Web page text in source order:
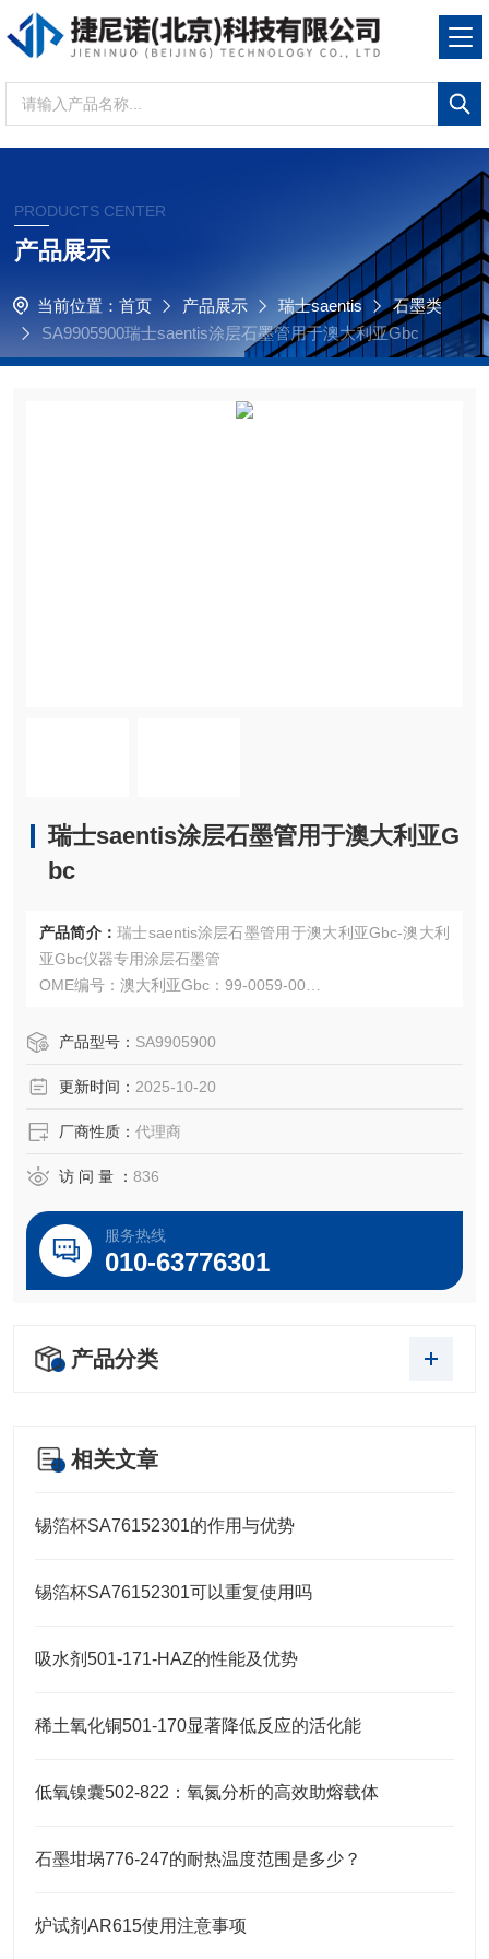
PRODUCTS CENTER
产品展示
当前位置： 首页 产品展示 瑞士saentis
石墨类
SA9905900瑞士saentis涂层石墨管用于澳大利亚Gbc
瑞士saentis涂层石墨管用于澳大利亚G
bc
产品简介： 瑞士saentis涂层石墨管用于澳大利亚Gbc-澳大利
亚Gbc仪器专用涂层石墨管
OME编号：澳大利亚Gbc：99-0059-00
OEM厂商；我们提供的所有产品都是高质量高性价的，适用
产品型号： SA9905900
更新时间： 2025-10-20
厂商性质： 代理商
访 问 量 ： 836
服务热线
010-63776301
产品分类
相关文章
锡箔杯SA76152301的作用与优势
锡箔杯SA76152301可以重复使用吗
吸水剂501-171-HAZ的性能及优势
稀土氧化铜501-170显著降低反应的活化能
低氧镍囊502-822：氧氮分析的高效助熔载体
石墨坩埚776-247的耐热温度范围是多少？
炉试剂AR615使用注意事项